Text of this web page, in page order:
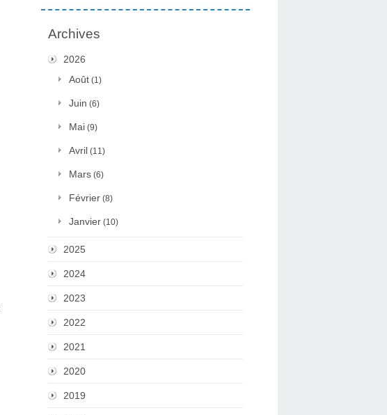
Archives
2026
Août (1)
Juin (6)
Mai (9)
Avril (11)
Mars (6)
Février (8)
Janvier (10)
2025
2024
2023
2022
2021
2020
2019